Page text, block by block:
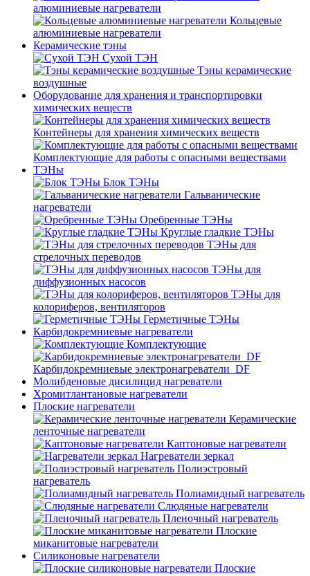
алюминиевые нагреватели
Кольцевые
алюминиевые нагреватели
Керамические тэны
Сухой ТЭН
Тэны керамические
воздушные
Оборудование для хранения и транспортировки
химических веществ
Контейнеры для хранения химических веществ
Комплектующие для работы с опасными веществами
ТЭНы
Блок ТЭНы
Гальванические
нагреватели
Оребренные ТЭНы
Круглые гладкие ТЭНы
ТЭНы для
стрелочных переводов
ТЭНы для
диффузионных насосов
ТЭНы для
колориферов, вентиляторов
Герметичные ТЭНы
Карбидокремниевые нагреватели
Комплектующие
Карбидокремниевые электронагреватели_DF
Молибденовые дисилицид нагреватели
Хромитлантановые нагреватели
Плоские нагреватели
Керамические
ленточные нагреватели
Каптоновые нагреватели
Нагреватели зеркал
Полиэстровый
нагреватель
Полиамидный нагреватель
Слюдяные нагреватели
Пленочный нагреватель
Плоские
миканитовые нагреватели
Силиконовые нагреватели
Плоские